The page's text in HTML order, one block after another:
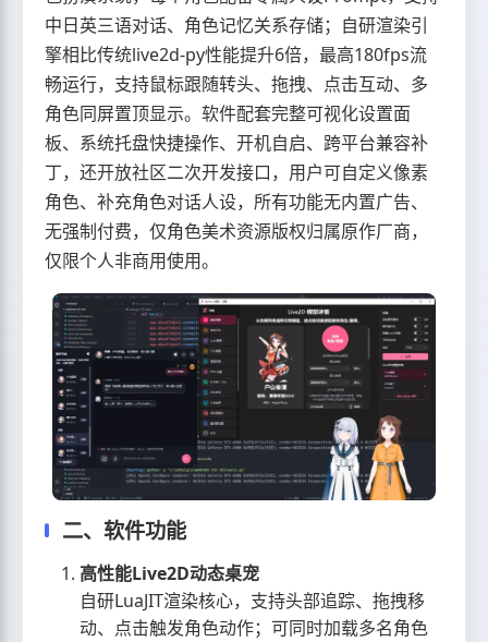
中日英三语对话、角色记忆关系存储；自研渲染引
擎相比传统live2d-py性能提升6倍，最高180fps流
畅运行，支持鼠标跟随转头、拖拽、点击互动、多
角色同屏置顶显示。软件配套完整可视化设置面
板、系统托盘快捷操作、开机自启、跨平台兼容补
丁，还开放社区二次开发接口，用户可自定义像素
角色、补充角色对话人设，所有功能无内置广告、
无强制付费，仅角色美术资源版权归属原作厂商，
仅限个人非商用使用。
二、软件功能
高性能Live2D动态桌宠
自研LuaJIT渲染核心，支持头部追踪、拖拽移
动、点击触发角色动作；可同时加载多名角色